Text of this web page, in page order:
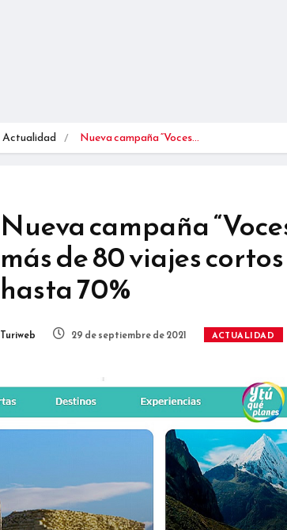
Actualidad Nueva campaña “Voces…
Nueva campaña
más de 80 viajes
hasta 70%
Turiweb 29 de septiembre de 2021 ACTUALIDAD